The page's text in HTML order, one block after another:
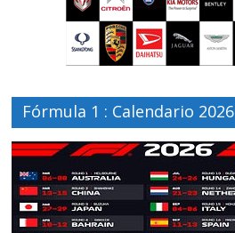
Fórmula 1 : Calendario 2026